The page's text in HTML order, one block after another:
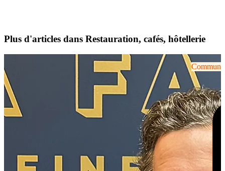
Plus d'articles dans Restauration, cafés, hôtellerie